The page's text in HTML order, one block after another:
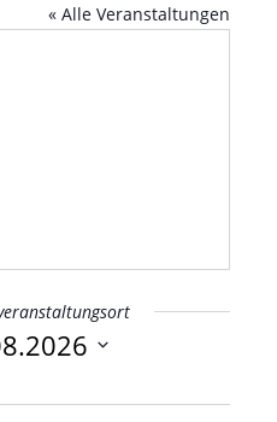
« Alle Veranstaltungen